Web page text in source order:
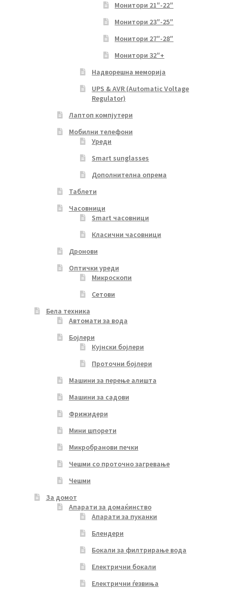
Монитори 21″-22″
Монитори 23″-25″
Монитори 27″-28″
Монитори 32″+
Надворешна меморија
UPS & AVR (Automatic Voltage
Regulator)
Лаптоп компјутери
Мобилни телефони
Уреди
Smart sunglasses
Дополнителна опрема
Таблети
Часовници
Smart часовници
Класични часовници
Дронови
Оптички уреди
Микроскопи
Сетови
Бела техника
Автомати за вода
Бојлери
Кујнски бојлери
Проточни бојлери
Машини за перење алишта
Машини за садови
Фрижидери
Мини шпорети
Микробранови печки
Чешми со проточно загревање
Чешми
За домот
Апарати за домаќинство
Апарати за пуканки
Блендери
Бокали за филтрирање вода
Електрични бокали
Електрични ѓезвиња